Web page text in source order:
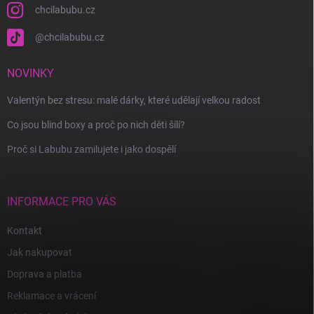
chcilabubu.cz
@chcilabubu.cz
NOVINKY
Valentýn bez stresu: malé dárky, které udělají velkou radost
Co jsou blind boxy a proč po nich děti šílí?
Proč si Labubu zamilujete i jako dospělí
INFORMACE PRO VÁS
Kontakt
Jak nakupovat
Doprava a platba
Reklamace a vrácení